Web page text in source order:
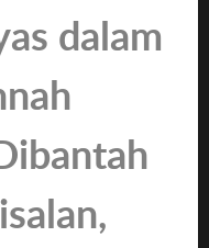
dalam